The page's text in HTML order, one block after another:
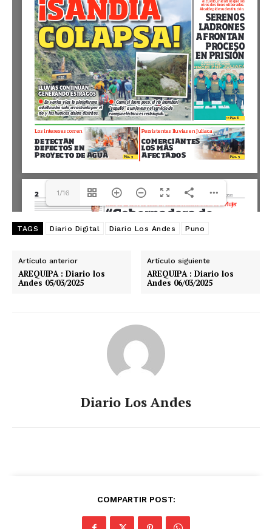
1/16
TAGS Diario Digital Diario Los Andes Puno
Artículo anterior
AREQUIPA : Diario los
Andes 05/03/2025
Artículo siguiente
AREQUIPA : Diario los
Andes 06/03/2025
Diario Los Andes
COMPARTIR POST: